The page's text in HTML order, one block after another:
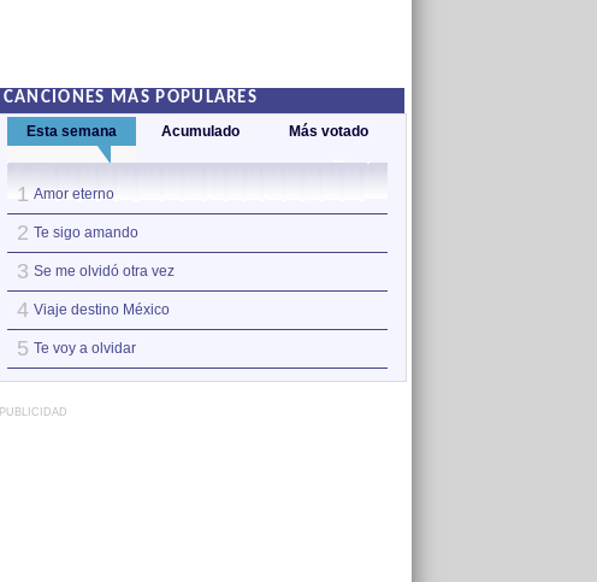
CANCIONES MÁS POPULARES
Esta semana Acumulado Más votado
1 Amor eterno
2 Te sigo amando
3 Se me olvidó otra vez
4 Viaje destino México
5 Te voy a olvidar
PUBLICIDAD